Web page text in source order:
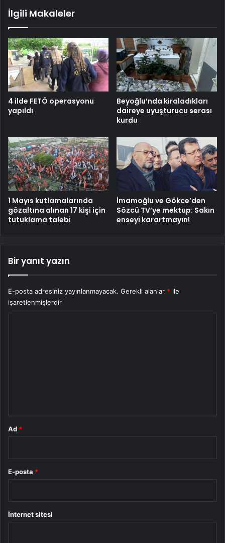
İlgili Makaleler
4 ilde FETÖ operasyonu
yapıldı
Beyoğlu’nda kiraladıkları
daireye uyuşturucu serası
kurdu
1 Mayıs kutlamalarında
gözaltına alınan 17 kişi için
tutuklama talebi
İmamoğlu ve Gökce’den
Sözcü TV’ye mektup: Sakın
enseyi karartmayın!
Bir yanıt yazın
E-posta adresiniz yayınlanmayacak. Gerekli alanlar * ile
işaretlenmişlerdir
Ad *
E-posta *
İnternet sitesi